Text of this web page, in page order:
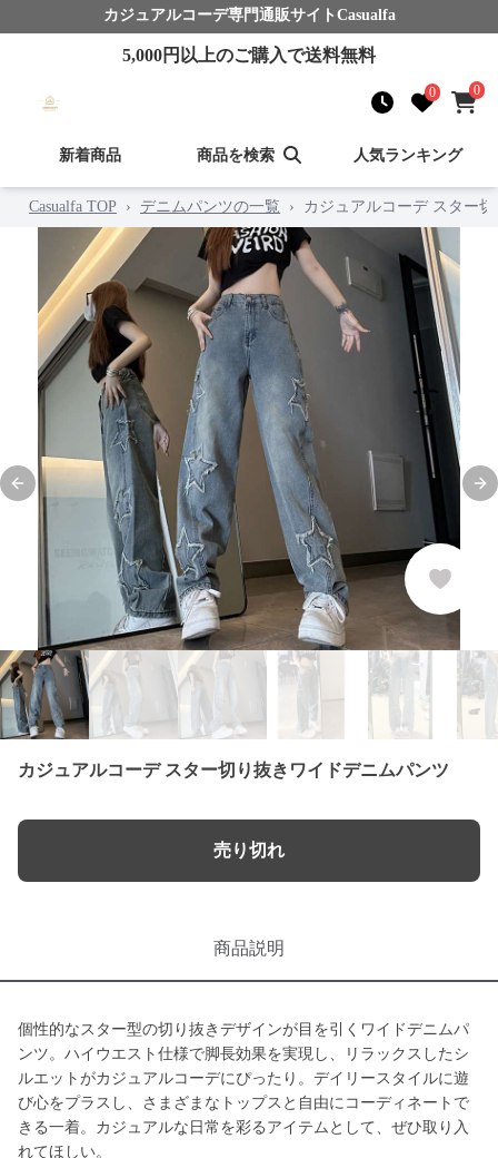
カジュアルコーデ専門通販サイト Casualfa
5,000円以上のご購入で送料無料
0 0
新着商品 商品を検索 人気ランキング
Casualfa TOP › デニムパンツの一覧 › カジュアルコーデ スター
Previous slide
カジュアルコーデ スター切り抜きワイドデニムパンツ
売り切れ
商品説明
個性的なスター型の切り抜きデザインが目を引くワイドデニムパ
ンツ。ハイウエスト仕様で脚長効果を実現し、リラックスしたシ
ルエットがカジュアルコーデにぴったり。デイリースタイルに遊
び心をプラスし、さまざまなトップスと自由にコーディネートで
きる一着。カジュアルな日常を彩るアイテムとして、ぜひ取り入
れてほしい。